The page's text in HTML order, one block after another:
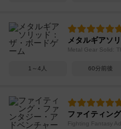
メタルギアソ
Metal Gear Solid:
1～4人 60分前後
ファイティン
Fighting Fantasy